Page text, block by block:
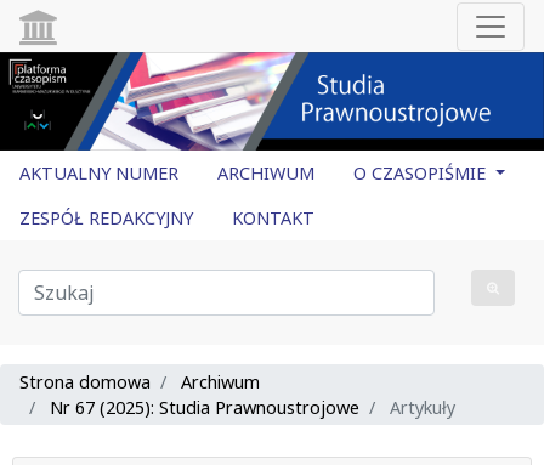
AKTUALNY NUMER ARCHIWUM
O CZASOPIŚMIE
ZESPÓŁ REDAKCYJNY
KONTAKT
Strona domowa
Archiwum
Nr 67 (2025): Studia Prawnoustrojowe
Artykuły